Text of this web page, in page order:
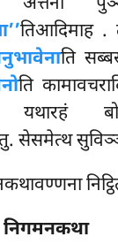
तिआदिमाह .
ति
ति
सेसमेत्थ
निगमनकथा